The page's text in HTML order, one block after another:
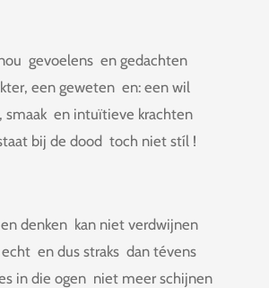
gevoelens en gedachten
een geweten en: een wil
smaak en intuïtieve krachten
bij de dood toch niet stíl !
en denken kan niet verdwijnen
en dus straks dan tévens
in die ogen niet meer schijnen